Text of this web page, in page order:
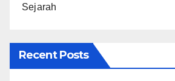
Sejarah
Recent Posts